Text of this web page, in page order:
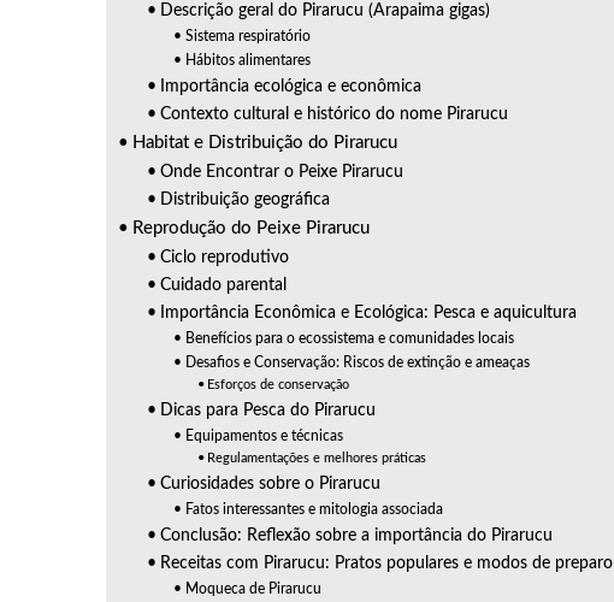
Descrição geral do Pirarucu (Arapaima gigas)
Sistema respiratório
Hábitos alimentares
Importância ecológica e econômica
Contexto cultural e histórico do nome Pirarucu
Habitat e Distribuição do Pirarucu
Onde Encontrar o Peixe Pirarucu
Distribuição geográfica
Reprodução do Peixe Pirarucu
Ciclo reprodutivo
Cuidado parental
Importância Econômica e Ecológica: Pesca e aquicultura
Benefícios para o ecossistema e comunidades locais
Desafios e Conservação: Riscos de extinção e ameaças
Esforços de conservação
Dicas para Pesca do Pirarucu
Equipamentos e técnicas
Regulamentações e melhores práticas
Curiosidades sobre o Pirarucu
Fatos interessantes e mitologia associada
Conclusão: Reflexão sobre a importância do Pirarucu
Receitas com Pirarucu: Pratos populares e modos de preparo
Moqueca de Pirarucu